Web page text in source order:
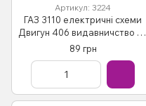
Артикул: 3224
ГАЗ 3110 електричні схеми
Двигун 406 видавничство за
кермом
89 грн